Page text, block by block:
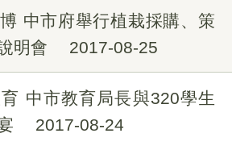
中市府舉行植栽採購、策
明會
2017-08-25
中市教育局長與320學生
2017-08-24